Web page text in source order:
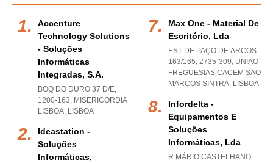
Accenture
Technology Solutions
- Soluções
Informáticas
Integradas, S.a.
BOQ DO DURO 37 D/E,
1200-163, MISERICORDIA
LISBOA, LISBOA
Ideastation -
Soluções
Informáticas,
Max One - Material De
Escritório, Lda
EST DE PAÇO DE ARCOS
163/165, 2735-309, UNIAO
FREGUESIAS CACEM SAO
MARCOS SINTRA, LISBOA
Infordelta -
Equipamentos E
Soluções
Informáticas, Lda
R MÁRIO CASTELHANO